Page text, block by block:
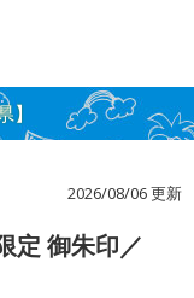
2026/08/06 更新
定 御朱印／